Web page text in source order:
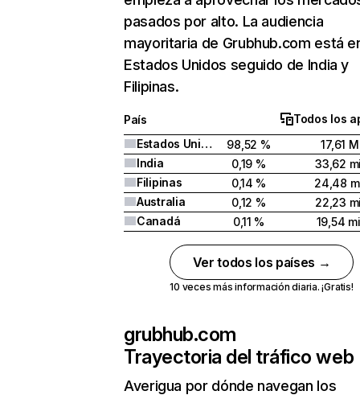
pasados por alto. La audiencia
mayoritaria de Grubhub.com está
Estados Unidos seguido de India y
Filipinas.
País
Todos los
Estados Unidos
98,52 %
17,61 M
India
0,19 %
33,62
Filipinas
0,14 %
24,48
Australia
0,12 %
22,23
Canadá
0,11 % 19,54
Ver todos los países →
10 veces más información diaria. ¡Gratis!
grubhub.com
Trayectoria del tráfico web
Averigua por dónde navegan los